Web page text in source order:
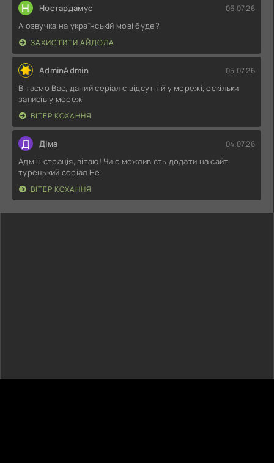
Н Ностардамус 06.07.26
А озвучка на українській мові буде?
ЗАХИСТИТИ АЙДОЛА
AdminAdmin 05.07.26
Вітаємо Вас, даний серіал є відсутній у мережі, оскільки
записів у мережі
ВІТЕР КОХАННЯ
Д Діма 04.07.26
Адміністрація, вітаю! Чи є можливість додати на сайт
турецький серіал Не
ВІТЕР КОХАННЯ